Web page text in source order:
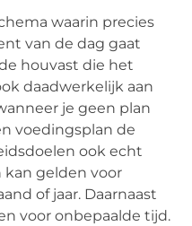
waarin precies
van de dag gaat
houvast die het
daadwerkelijk aan
je geen plan
voedingsplan de
ook echt
kan gelden voor
of jaar. Daarnaast
voor onbepaalde tijd.